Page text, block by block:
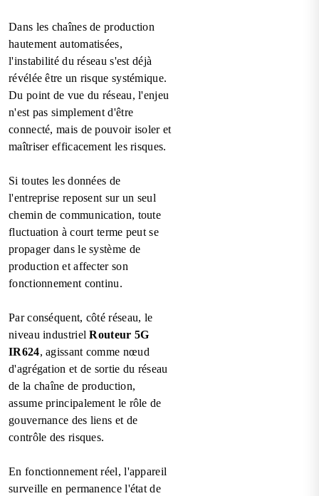
Dans les chaînes de production
hautement automatisées,
l'instabilité du réseau s'est déjà
révélée être un risque systémique.
Du point de vue du réseau, l'enjeu
n'est pas simplement d'être
connecté, mais de pouvoir isoler et
maîtriser efficacement les risques.
Si toutes les données de
l'entreprise reposent sur un seul
chemin de communication, toute
fluctuation à court terme peut se
propager dans le système de
production et affecter son
fonctionnement continu.
Par conséquent, côté réseau, le
niveau industrielRouteur 5G
IR624, agissant comme nœud
d'agrégation et de sortie du réseau
de la chaîne de production,
assume principalement le rôle de
gouvernance des liens et de
contrôle des risques.
En fonctionnement réel, l'appareil
surveille en permanence l'état de